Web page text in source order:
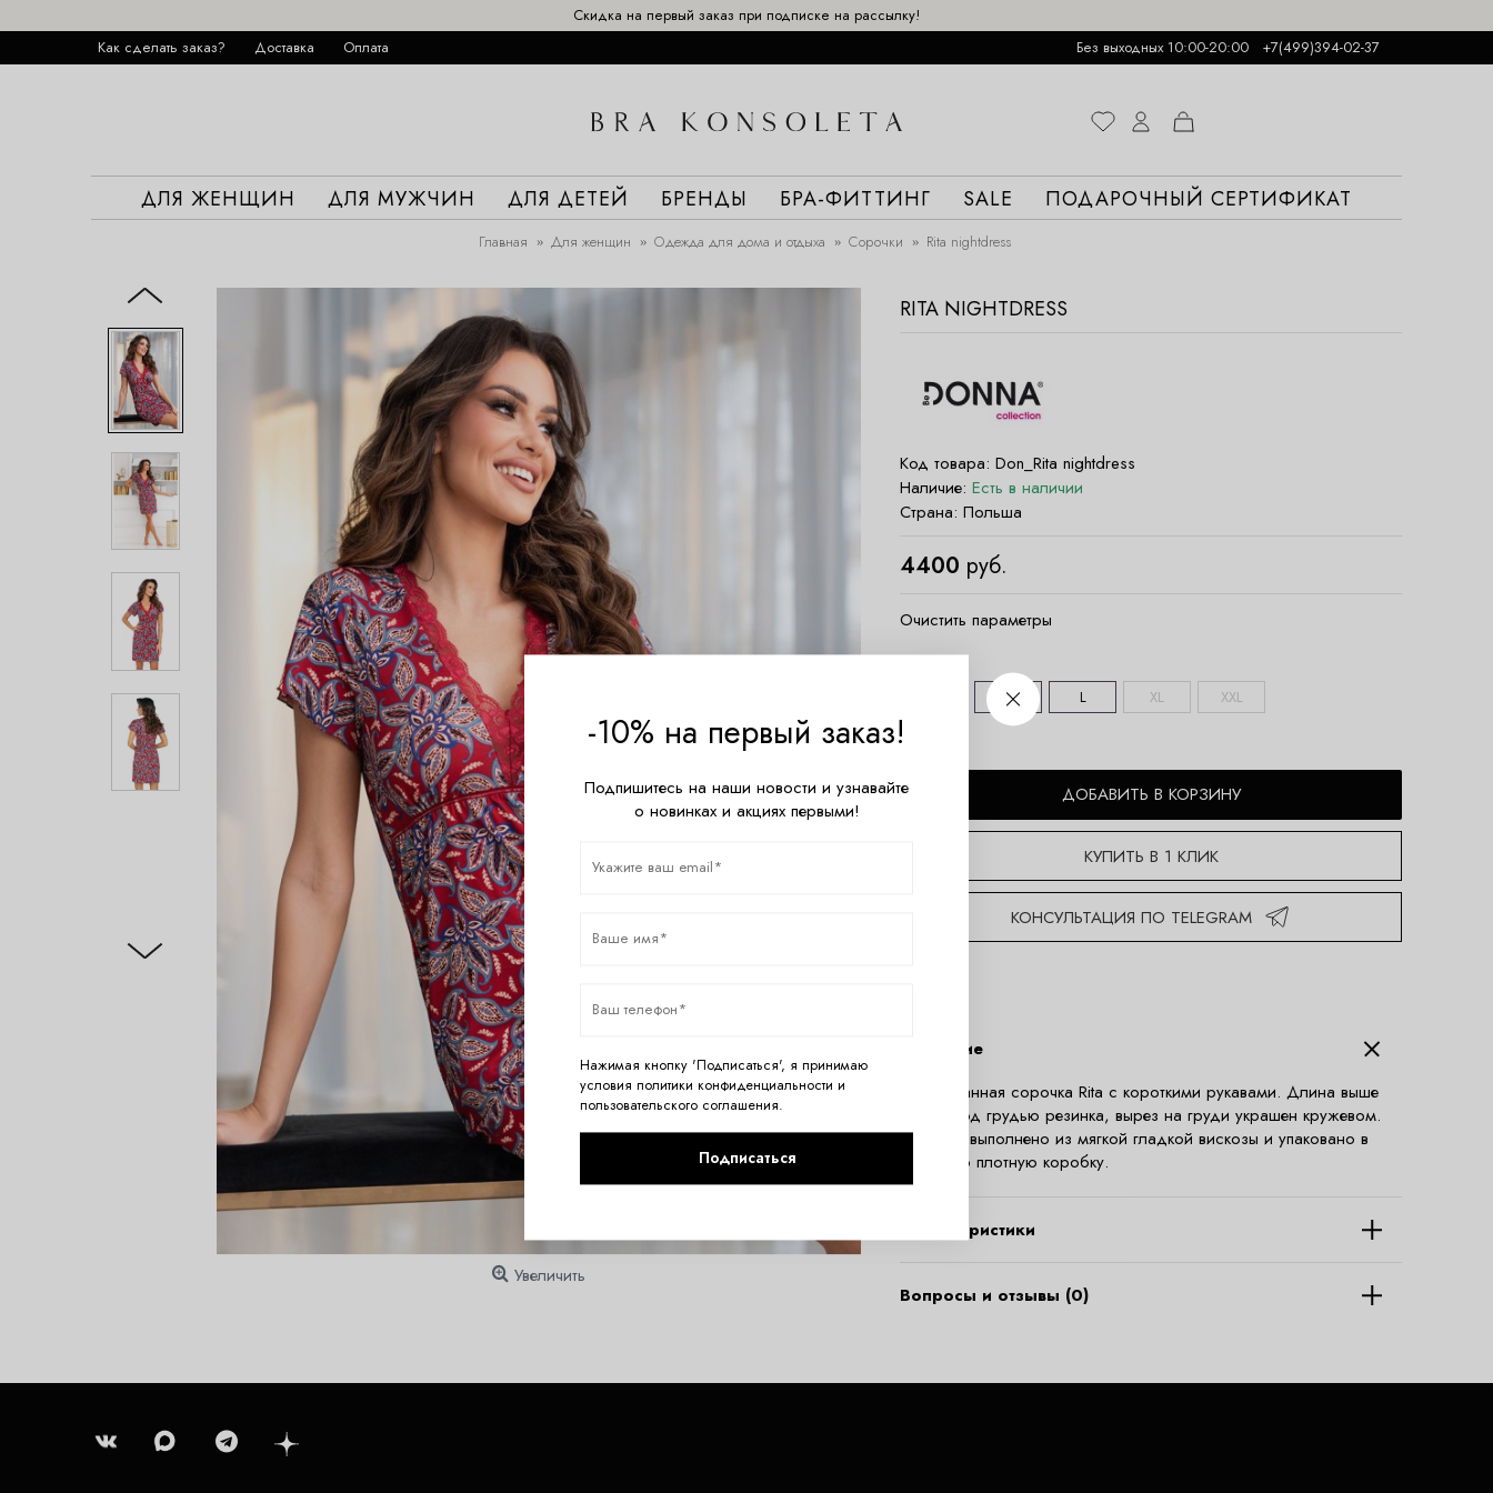
Скидка на первый заказ при подписке на рассылку!
Как сделать заказ?
Доставка Оплата Без выходных 10:00-20:00 +7(499)394-02-37
ДЛЯ ЖЕНЩИН ДЛЯ МУЖЧИН ДЛЯ ДЕТЕЙ БРЕНДЫ БРА-ФИТТИНГ SALE ПОДАРОЧНЫЙ СЕРТИФИКАТ
Главная Для женщин Одежда для дома и отдыха Сорочки Rita nightdress
Увеличить
RITA NIGHTDRESS
Код товара: Don_Rita nightdress
Наличие: Есть в наличии
Страна: Польша
4400 руб.
Очистить параметры
Размер
M L XL XXL
ДОБАВИТЬ В КОРЗИНУ
КУПИТЬ В 1 КЛИК
КОНСУЛЬТАЦИЯ ПО TELEGRAM
Описание
Принтованная сорочка Rita с короткими рукавами. Длина выше
колен, под грудью резинка, вырез на груди украшен кружевом.
Изделие выполнено из мягкой гладкой вискозы и упаковано в
красивую плотную коробку.
Характеристики
Вопросы и отзывы (0)
-10% на первый заказ!
Подпишитесь на наши новости и узнавайте
о новинках и акциях первыми!
Нажимая кнопку 'Подписаться', я принимаю
условия политики конфиденциальности и
пользовательского соглашения.
Подписаться